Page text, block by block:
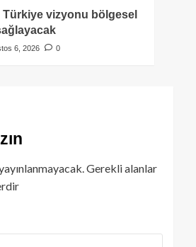
Türkiye vizyonu bölgesel
6, 2026 0
Gerekli alanlar